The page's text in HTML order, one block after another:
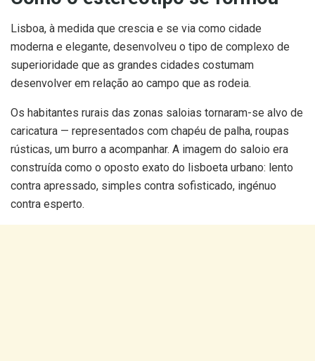
Lisboa, à medida que crescia e se via como cidade
moderna e elegante, desenvolveu o tipo de complexo de
superioridade que as grandes cidades costumam
desenvolver em relação ao campo que as rodeia.
Os habitantes rurais das zonas saloias tornaram-se alvo de
caricatura — representados com chapéu de palha, roupas
rústicas, um burro a acompanhar. A imagem do saloio era
construída como o oposto exato do lisboeta urbano: lento
contra apressado, simples contra sofisticado, ingénuo
contra esperto.